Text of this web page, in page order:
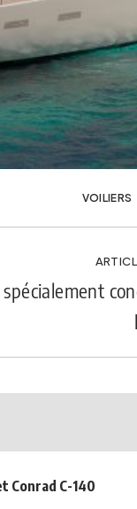
VOILIERS
Conrad C-140